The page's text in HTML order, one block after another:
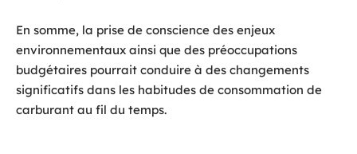
En somme, la prise de conscience des enjeux
environnementaux ainsi que des préoccupations
budgétaires pourrait conduire à des changements
significatifs dans les habitudes de consommation de
carburant au fil du temps.